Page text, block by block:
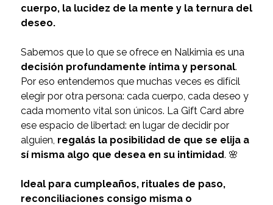
cuerpo, la lucidez de la mente y la ternura del
deseo.
Sabemos que lo que se ofrece en Nalkimia es una
decisión profundamente íntima y personal.
Por eso entendemos que muchas veces es difícil
elegir por otra persona: cada cuerpo, cada deseo y
cada momento vital son únicos. La Gift Card abre
ese espacio de libertad: en lugar de decidir por
alguien, regalás la posibilidad de que se elija a
sí misma algo que desea en su intimidad. 🌸
Ideal para cumpleaños, rituales de paso,
reconciliaciones consigo misma o